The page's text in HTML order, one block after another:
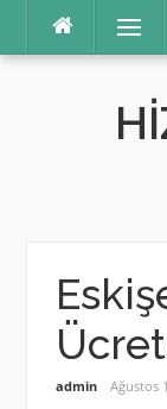
Menü
admin Ağustos